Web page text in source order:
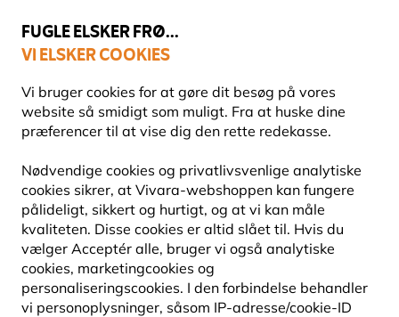
FUGLE ELSKER FRØ...
VI ELSKER COOKIES
Vi bruger cookies for at gøre dit besøg på vores
website så smidigt som muligt. Fra at huske dine
præferencer til at vise dig den rette redekasse.
Nødvendige cookies og privatlivsvenlige analytiske
cookies sikrer, at Vivara-webshoppen kan fungere
pålideligt, sikkert og hurtigt, og at vi kan måle
kvaliteten. Disse cookies er altid slået til. Hvis du
vælger Acceptér alle, bruger vi også analytiske
cookies, marketingcookies og
personaliseringscookies. I den forbindelse behandler
vi personoplysninger, såsom IP-adresse/cookie-ID
Topbedømt i 11 lande
Fri fragt over 499 kr.
10% RABAT